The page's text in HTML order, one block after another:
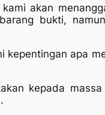
akan
bukti,
apa
kepada